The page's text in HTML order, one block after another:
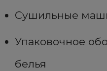
Сушильные
Упаковочное
белья